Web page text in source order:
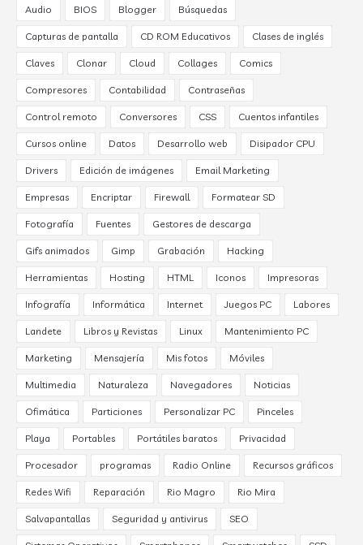
Audio BIOS Blogger Búsquedas
Capturas de pantalla CD ROM Educativos Clases de inglés
Claves Clonar Cloud Collages Comics
Compresores Contabilidad Contraseñas
Control remoto Conversores CSS Cuentos infantiles
Cursos online Datos Desarrollo web Disipador CPU
Drivers Edición de imágenes Email Marketing
Empresas Encriptar Firewall Formatear SD
Fotografía Fuentes Gestores de descarga
Gifs animados Gimp Grabación Hacking
Herramientas Hosting HTML Iconos Impresoras
Infografía Informática Internet Juegos PC Labores
Landete Libros y Revistas Linux Mantenimiento PC
Marketing Mensajería Mis fotos Móviles
Multimedia Naturaleza Navegadores Noticias
Ofimática Particiones Personalizar PC Pinceles
Playa Portables Portátiles baratos Privacidad
Procesador programas Radio Online Recursos gráficos
Redes Wifi Reparación Rio Magro Rio Mira
Salvapantallas Seguridad y antivirus SEO